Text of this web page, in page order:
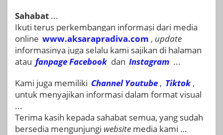
Sahabat ...
Ikuti terus perkembangan informasi dari media
online www.aksarapradiva.com , update
informasinya juga selalu kami sajikan di halaman
atau fanpageFacebook dan Instagram ...
Kami juga memiliki Channel Youtube , Tiktok ,
untuk menyajikan informasi dalam format visual
...
Terima kasih kepada sahabat semua, yang sudah
bersedia mengunjungi website media kami …